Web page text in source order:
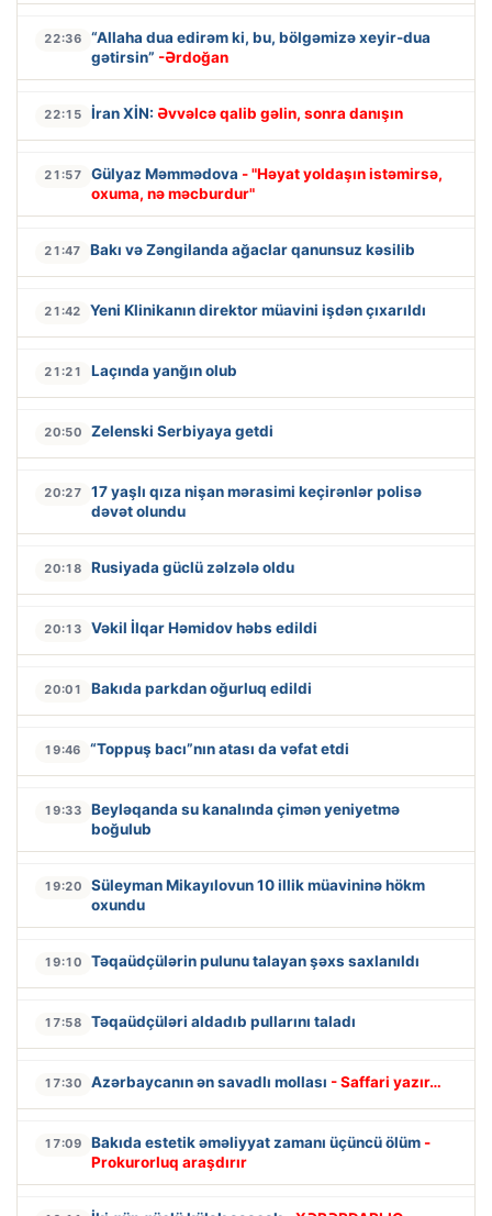
22:36
“Allaha dua edirəm ki, bu, bölgəmizə xeyir-dua
gətirsin” -Ərdoğan
22:15 İran XİN: Əvvəlcə qalib gəlin, sonra danışın
21:57 Gülyaz Məmmədova - "Həyat yoldaşın istəmirsə,
oxuma, nə məcburdur"
21:47 Bakı və Zəngilanda ağaclar qanunsuz kəsilib
21:42 Yeni Klinikanın direktor müavini işdən çıxarıldı
21:21 Laçında yanğın olub
20:50 Zelenski Serbiyaya getdi
20:27
17 yaşlı qıza nişan mərasimi keçirənlər polisə
dəvət olundu
20:18 Rusiyada güclü zəlzələ oldu
20:13 Vəkil İlqar Həmidov həbs edildi
20:01 Bakıda parkdan oğurluq edildi
19:46 “Toppuş bacı”nın atası da vəfat etdi
19:33
Beyləqanda su kanalında çimən yeniyetmə
boğulub
19:20
Süleyman Mikayılovun 10 illik müavininə hökm
oxundu
19:10 Təqaüdçülərin pulunu talayan şəxs saxlanıldı
17:58 Təqaüdçüləri aldadıb pullarını taladı
17:30 Azərbaycanın ən savadlı mollası - Saffari yazır…
17:09 Bakıda estetik əməliyyat zamanı üçüncü ölüm -
Prokurorluq araşdırır